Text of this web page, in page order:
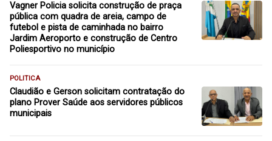
Vagner Policia solicita construção de praça
pública com quadra de areia, campo de
futebol e pista de caminhada no bairro
Jardim Aeroporto e construção de Centro
Poliesportivo no município
POLITICA
Claudião e Gerson solicitam contratação do
plano Prover Saúde aos servidores públicos
municipais